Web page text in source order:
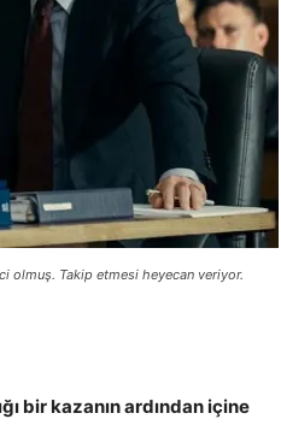
olmuş. Takip etmesi heyecan veriyor.
bir kazanın ardından içine